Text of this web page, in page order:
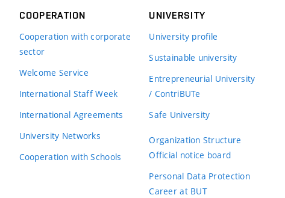
COOPERATION
Cooperation with corporate
sector
Welcome Service
International Staff Week
International Agreements
University Networks
Cooperation with Schools
UNIVERSITY
University profile
Sustainable university
Entrepreneurial University
/ ContriBUTe
Safe University
Organization Structure
Official notice board
Personal Data Protection
Career at BUT